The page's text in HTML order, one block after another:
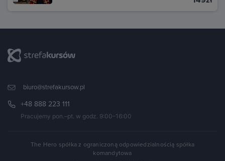
biuro@strefakursow.pl
+48 888 223 111
Pracujemy pon.–pt. w godz. 9:00–16:00
The Hero spółka z ograniczoną odpowiedzialnością spółka
komandytowa